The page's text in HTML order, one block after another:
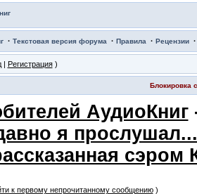
· Текстовая версия форума · Правила · Рецензии
| Регистрация)
Блокировка
АудиоКниг
я прослушал...
к первому непрочитанному сообщению)